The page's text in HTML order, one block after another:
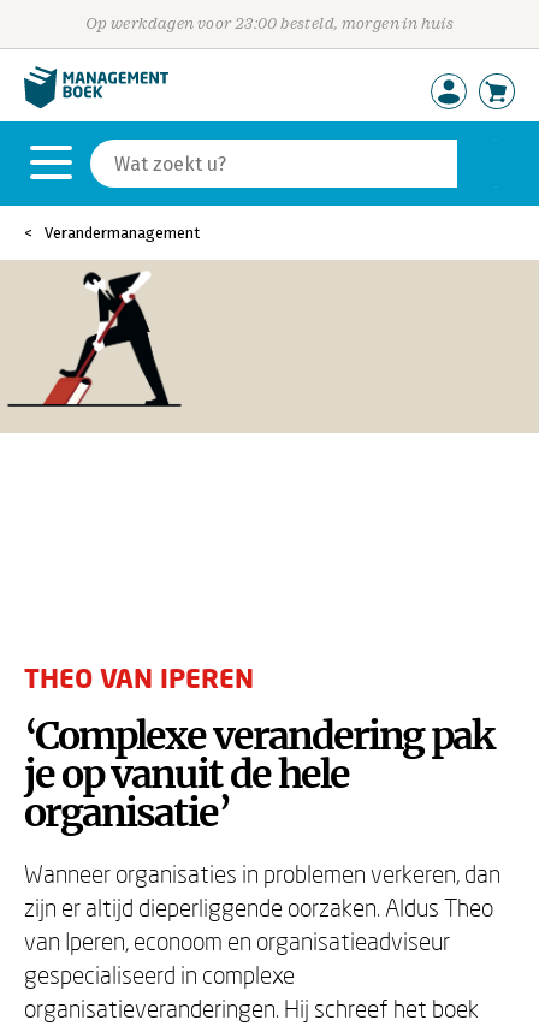
Op werkdagen voor 23:00 besteld, morgen in huis
Verandermanagement
THEO VAN IPEREN
‘Complexe verandering pak
je op vanuit de hele
organisatie’
Wanneer organisaties in problemen verkeren, dan
zijn er altijd dieperliggende oorzaken. Aldus Theo
van Iperen, econoom en organisatieadviseur
gespecialiseerd in complexe
organisatieveranderingen. Hij schreef het boek